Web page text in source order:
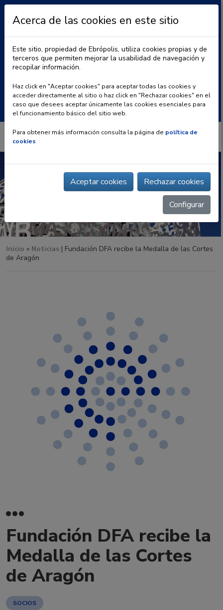
BLOG | CONTACTO
Buscar:
Inicio » Noticias | Fundación DFA recibe la Medalla de las Cortes
de Aragón
Fundación DFA recibe la
Medalla de las Cortes
de Aragón
SOCIOS
Acerca de las cookies en este sitio
Este sitio, propiedad de Ebrópolis, utiliza cookies propias y de
terceros que permiten mejorar la usabilidad de navegación y
recopilar información.
Haz click en "Aceptar cookies" para aceptar todas las cookies y
acceder directamente al sitio o haz click en "Rechazar cookies" en el
caso que desees aceptar únicamente las cookies esenciales para
el funcionamiento básico del sitio web.
Para obtener más información consulta la página de política de
cookies
Aceptar cookies Rechazar cookies
Configurar